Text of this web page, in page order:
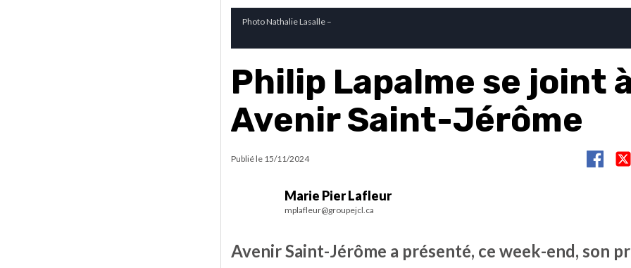
Photo Nathalie Lasalle –
Philip Lapalme se joint
Avenir Saint-Jérôme
Publié le 15/11/2024
Marie Pier Lafleur
mplafleur@groupejcl.ca
Avenir Saint-Jérôme a présenté, ce week-end, son